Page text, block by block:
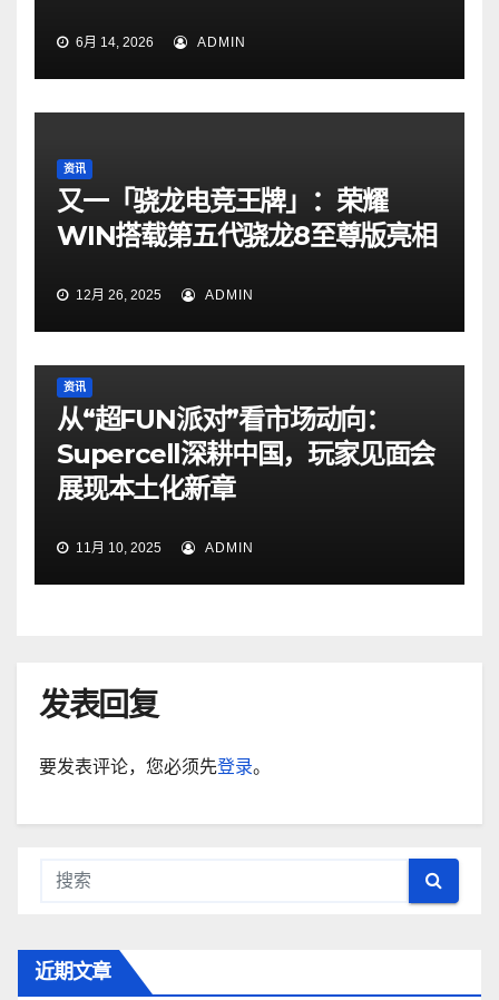
6月 14, 2026 ADMIN
资讯
又一「骁龙电竞王牌」：荣耀
WIN搭载第五代骁龙8至尊版亮相
12月 26, 2025 ADMIN
资讯
从“超FUN派对”看市场动向：
Supercell深耕中国，玩家见面会
展现本土化新章
11月 10, 2025 ADMIN
发表回复
要发表评论，您必须先登录。
近期文章